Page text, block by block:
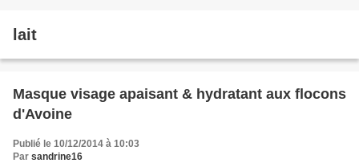
lait
Masque visage apaisant & hydratant aux flocons
d'Avoine
Publié le 10/12/2014 à 10:03
Par sandrine16